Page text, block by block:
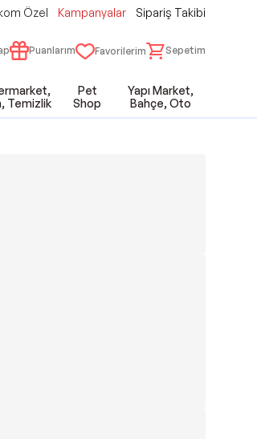
Özel Kampanyalar Sipariş Takibi
Puanlarım Favorilerim Sepetim
Temizlik
Pet
Shop
Yapı Market,
Bahçe, Oto